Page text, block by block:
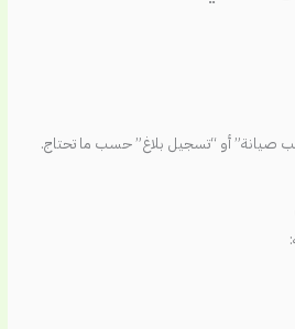
صيانة” أو “تسجيل بلاغ” حسب ما تحتاج.